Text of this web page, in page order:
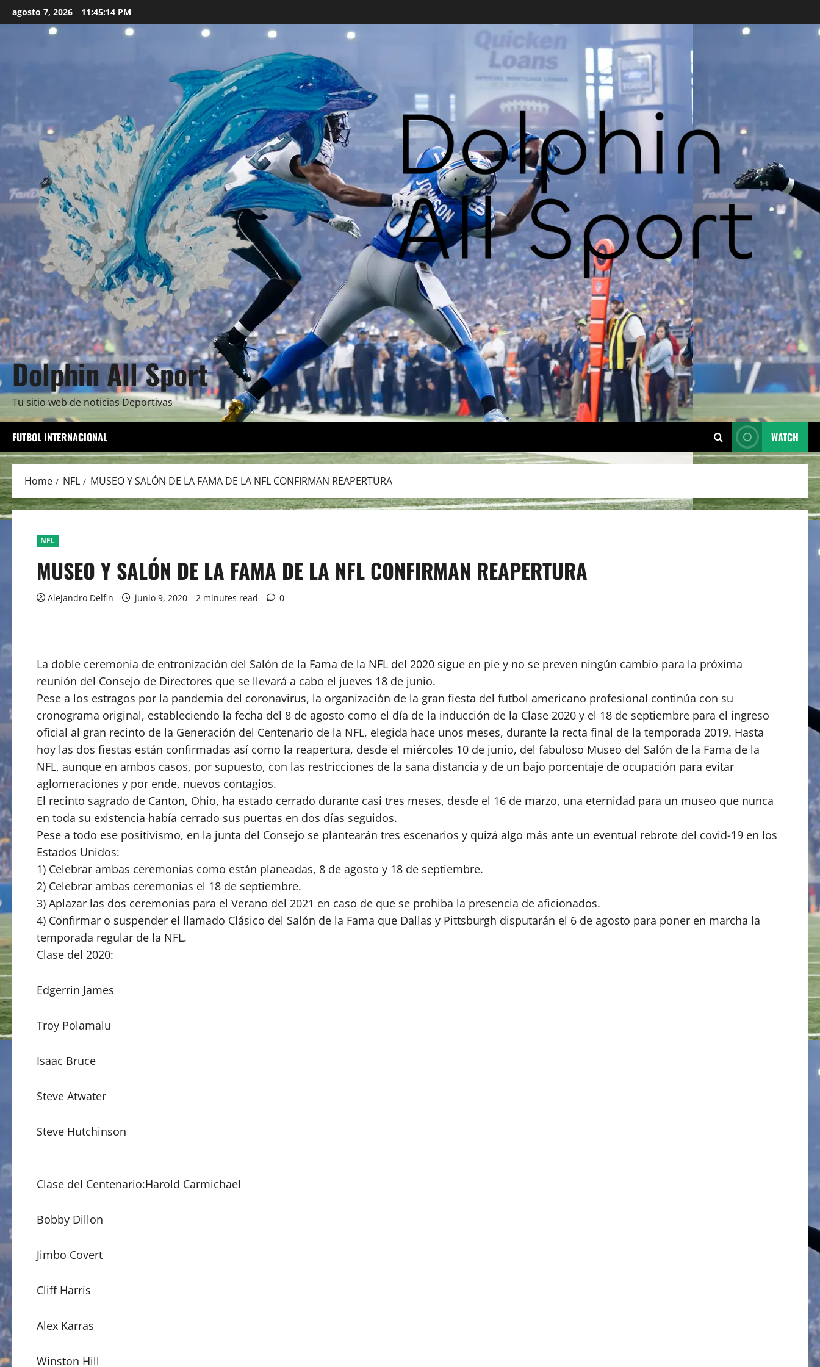
to
agosto 7, 2026 11:45:16 PM
Dolphin All Sport
Tu sitio web de noticias Deportivas
FUTBOL INTERNACIONAL WATCH
Home NFL MUSEO Y SALÓN DE LA FAMA DE LA NFL CONFIRMAN REAPERTURA
NFL
MUSEO Y SALÓN DE LA FAMA DE LA NFL CONFIRMAN REAPERTURA
Alejandro Delfin junio 9, 2020 2 minutes read 0
La doble ceremonia de entronización del Salón de la Fama de la NFL del 2020 sigue en pie y no se preven ningún cambio para la próxima
reunión del Consejo de Directores que se llevará a cabo el jueves 18 de junio.
Pese a los estragos por la pandemia del coronavirus, la organización de la gran fiesta del futbol americano profesional continúa con su
cronograma original, estableciendo la fecha del 8 de agosto como el día de la inducción de la Clase 2020 y el 18 de septiembre para el ingreso
oficial al gran recinto de la Generación del Centenario de la NFL, elegida hace unos meses, durante la recta final de la temporada 2019. Hasta
hoy las dos fiestas están confirmadas así como la reapertura, desde el miércoles 10 de junio, del fabuloso Museo del Salón de la Fama de la
NFL, aunque en ambos casos, por supuesto, con las restricciones de la sana distancia y de un bajo porcentaje de ocupación para evitar
aglomeraciones y por ende, nuevos contagios.
El recinto sagrado de Canton, Ohio, ha estado cerrado durante casi tres meses, desde el 16 de marzo, una eternidad para un museo que nunca
en toda su existencia había cerrado sus puertas en dos días seguidos.
Pese a todo ese positivismo, en la junta del Consejo se plantearán tres escenarios y quizá algo más ante un eventual rebrote del covid-19 en los
Estados Unidos:
1) Celebrar ambas ceremonias como están planeadas, 8 de agosto y 18 de septiembre.
2) Celebrar ambas ceremonias el 18 de septiembre.
3) Aplazar las dos ceremonias para el Verano del 2021 en caso de que se prohiba la presencia de aficionados.
4) Confirmar o suspender el llamado Clásico del Salón de la Fama que Dallas y Pittsburgh disputarán el 6 de agosto para poner en marcha la
temporada regular de la NFL.
Clase del 2020:
Edgerrin James
Troy Polamalu
Isaac Bruce
Steve Atwater
Steve Hutchinson
Clase del Centenario:Harold Carmichael
Bobby Dillon
Jimbo Covert
Cliff Harris
Alex Karras
Winston Hill